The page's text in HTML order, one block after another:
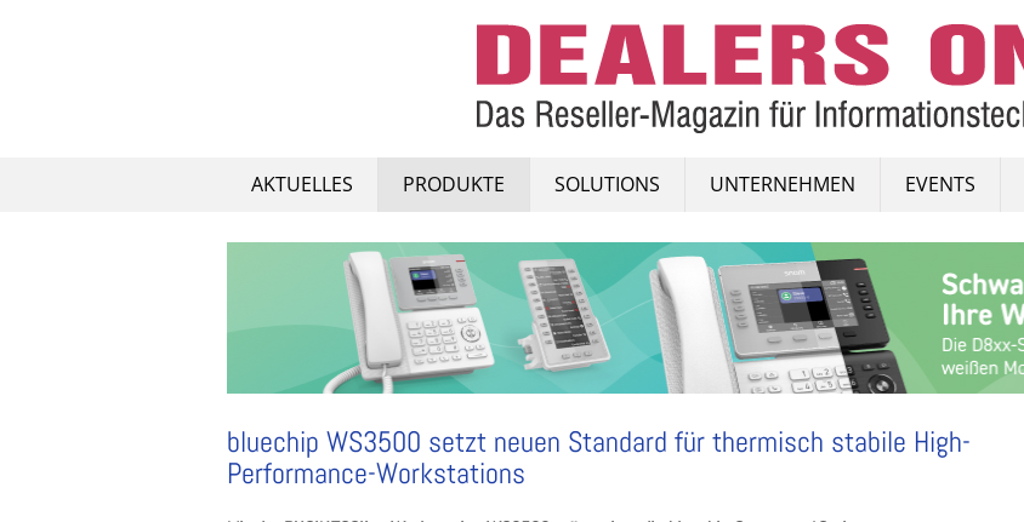
AKTUELLES PRODUKTE SOLUTIONS UNTERNEHMEN EVENTS
bluechip WS3500 setzt neuen Standard für thermisch stabile High-
Performance-Workstations